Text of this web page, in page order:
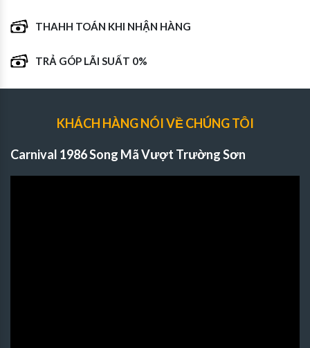
THAHH TOÁN KHI NHẬN HÀNG
TRẢ GÓP LÃI SUẤT 0%
KHÁCH HÀNG NÓI VỀ CHÚNG TÔI
Carnival 1986 Song Mã Vượt Trường Sơn